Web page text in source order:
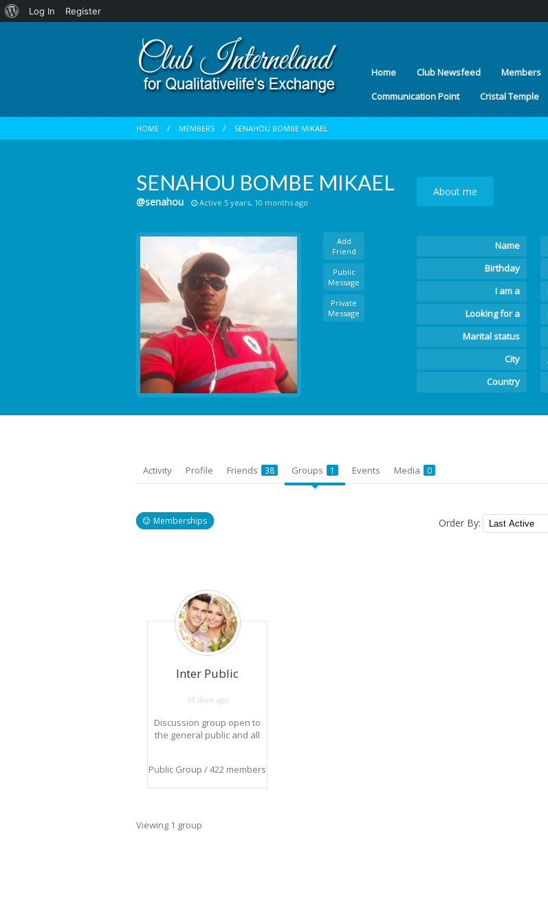
About
Log In
Register
Home Club Newsfeed Members
Communication Point
Cristal Temple
HOME MEMBERS SENAHOU BOMBE MIKAEL
SENAHOU BOMBE MIKAEL
@senahou Active 5 years, 10 months ago
Add
Friend
Public
Message
Private
Message
About me
Name
Birthday
I am a
Looking for a
Marital status
City
Country
Activity Profile Friends 38 Groups 1 Events Media 0
Memberships Order By:
groups
Inter Public
16 days ago
Discussion group open to
the general public and all
ouvert au grand public et
Public Group / 422 members
Viewing 1 group